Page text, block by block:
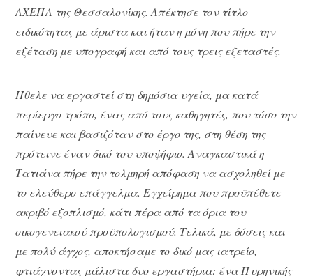
ΑΧΕΠΑ της Θεσσαλονίκης. Απέκτησε τον τίτλο
ειδικότητας με άριστα και ήταν η μόνη που πήρε την
εξέταση με υπογραφή και από τους τρεις εξεταστές.
Ήθελε να εργαστεί στη δημόσια υγεία, μα κατά
περίεργο τρόπο, ένας από τους καθηγητές, που τόσο την
παίνευε και βασιζόταν στο έργο της, στη θέση της
πρότεινε έναν δικό του υποψήφιο. Αναγκαστικά η
Τατιάνα πήρε την τολμηρή απόφαση να ασχοληθεί με
το ελεύθερο επάγγελμα. Εγχείρημα που προϋπέθετε
ακριβό εξοπλισμό, κάτι πέρα από τα όρια του
οικογενειακού προϋπολογισμού. Τελικά, με δόσεις και
με πολύ άγχος, αποκτήσαμε το δικό μας ιατρείο,
φτιάχνοντας μάλιστα δυο εργαστήρια: ένα Πυρηνικής